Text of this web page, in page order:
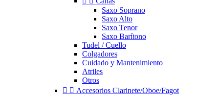
Saxo Soprano
Saxo Alto
Saxo Tenor
Saxo Barítono
Tudel / Cuello
Colgadores
Cuidado y Mantenimiento
Atriles
Otros
  Accesorios Clarinete/Oboe/Fagot